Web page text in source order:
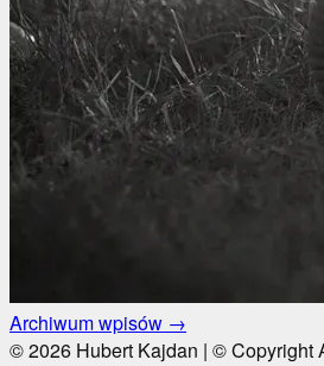
Archiwum wpisów →
© 2026 Hubert Kajdan | © Copyright